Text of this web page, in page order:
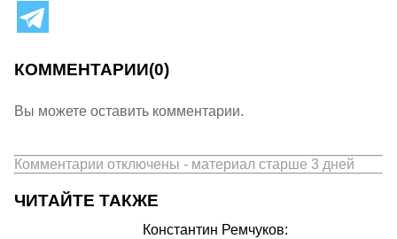
КОММЕНТАРИИ(0)
Вы можете оставить комментарии.
Комментарии отключены - материал старше 3 дней
ЧИТАЙТЕ ТАКЖЕ
Константин Ремчуков: